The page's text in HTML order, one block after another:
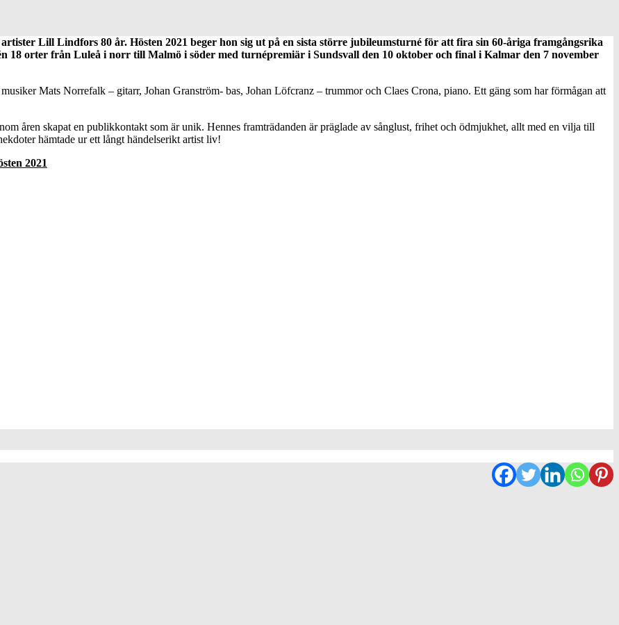
Lill Lindfors 80 år. Hösten 2021 beger hon sig ut på en sista större jubileumsturné för att fira sin 60-åriga framgångsrika
18 orter från Luleå i norr till Malmö i söder med turnépremiär i Sundsvall den 10 oktober och final i Kalmar den 7 november
Mats Norrefalk – gitarr, Johan Granström- bas, Johan Löfcranz – trummor och Claes Crona, piano. Ett gäng som har förmågan att
åren skapat en publikkontakt som är unik. Hennes framträdanden är präglade av sånglust, frihet och ödmjukhet, allt med en vilja till
hämtade ur ett långt händelserikt artist liv!
2021